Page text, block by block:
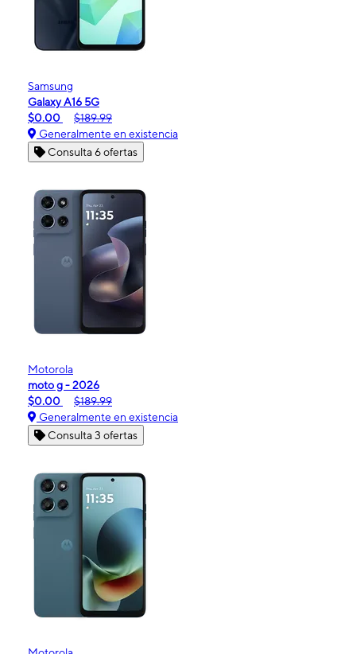
Samsung
Galaxy A16 5G
$0.00
$189.99
Generalmente en existencia
Consulta 6 ofertas
Motorola
moto g - 2026
$0.00
$189.99
Generalmente en existencia
Consulta 3 ofertas